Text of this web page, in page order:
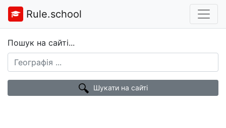
Rule.school
Пошук на сайті...
Шукати на сайті